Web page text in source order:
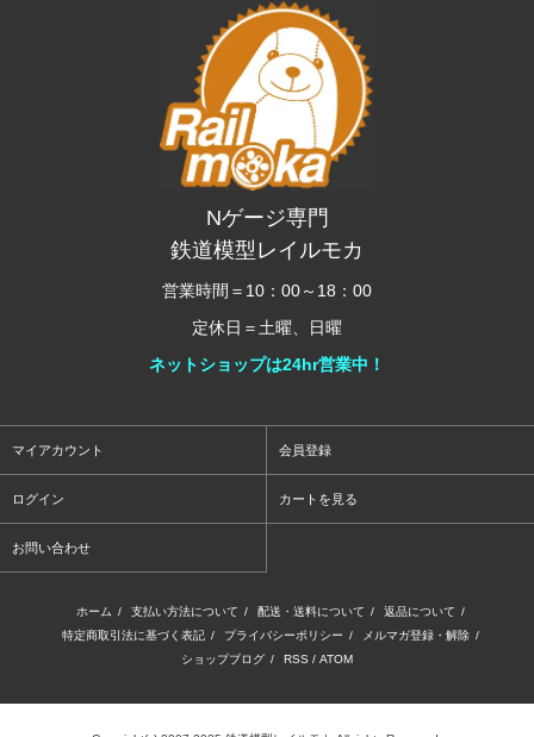
Nゲージ専門
鉄道模型レイルモカ
営業時間＝10：00～18：00
定休日＝土曜、日曜
ネットショップは24hr営業中！
マイアカウント 会員登録
ログイン カートを見る
お問い合わせ
ホーム / 支払い方法について / 配送・送料について / 返品について /
特定商取引法に基づく表記 / プライバシーポリシー / メルマガ登録・解除 /
ショップブログ / RSS / ATOM